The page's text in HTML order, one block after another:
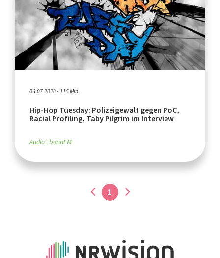
06.07.2020 - 115 Min.
Hip-Hop Tuesday: Polizeigewalt gegen PoC,
Racial Profiling, Taby Pilgrim im Interview
Audio bonnFM
1